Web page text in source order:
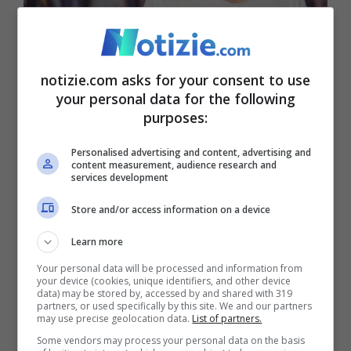
moglie a alla figlia una lettera da indirizzare al Presidente
della Repubblica (Instagram)
Avete paura che l’assassino di Niccolò
possa essersi già dato alla fuga?
“Non è paura, è quasi una certezza. Aveva
già tentato di scappare, questa ordinanza
di scarcerazione è del 22 dicembre, non so
quando sia uscito dal carcere di preciso, al
notizie.com asks for your consent to use
your personal data for the following
purposes:
Personalised advertising and content, advertising and
content measurement, audience research and
services development
Store and/or access information on a device
Learn more
Your personal data will be processed and information from
your device (cookies, unique identifiers, and other device
data) may be stored by, accessed by and shared with 319
partners, or used specifically by this site. We and our partners
may use precise geolocation data. List of partners.
Some vendors may process your personal data on the basis